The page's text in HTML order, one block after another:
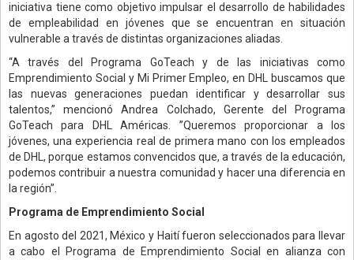
iniciativa tiene como objetivo impulsar el desarrollo de habilidades
de empleabilidad en jóvenes que se encuentran en situación
vulnerable a través de distintas organizaciones aliadas.
“A través del Programa GoTeach y de las iniciativas como
Emprendimiento Social y Mi Primer Empleo, en DHL buscamos que
las nuevas generaciones puedan identificar y desarrollar sus
talentos,” mencionó Andrea Colchado, Gerente del Programa
GoTeach para DHL Américas. ”Queremos proporcionar a los
jóvenes, una experiencia real de primera mano con los empleados
de DHL, porque estamos convencidos que, a través de la educación,
podemos contribuir a nuestra comunidad y hacer una diferencia en
la región”.
Programa de Emprendimiento Social
En agosto del 2021, México y Haití fueron seleccionados para llevar
a cabo el Programa de Emprendimiento Social en alianza con